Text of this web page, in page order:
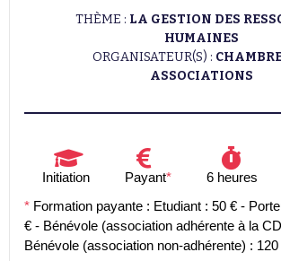
THÈME : LA GESTION DES
HUMAINES
ORGANISATEUR(S) :
ASSOCIATIONS
Initiation Payant* 6 heures
* Formation payante : Etudiant : 50 € -
€ - Bénévole (association adhérente à la
Bénévole (association non-adhérente) : 120